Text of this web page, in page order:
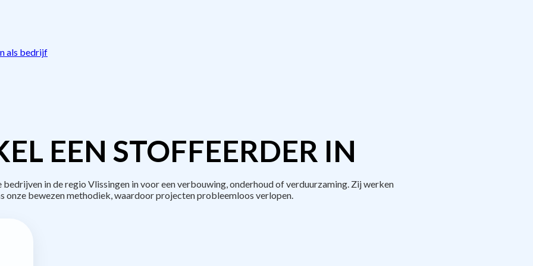
als bedrijf
EEN STOFFEERDER IN
in de regio Vlissingen in voor een verbouwing, onderhoud of verduurzaming. Zij werken
onze bewezen methodiek, waardoor projecten probleemloos verlopen.